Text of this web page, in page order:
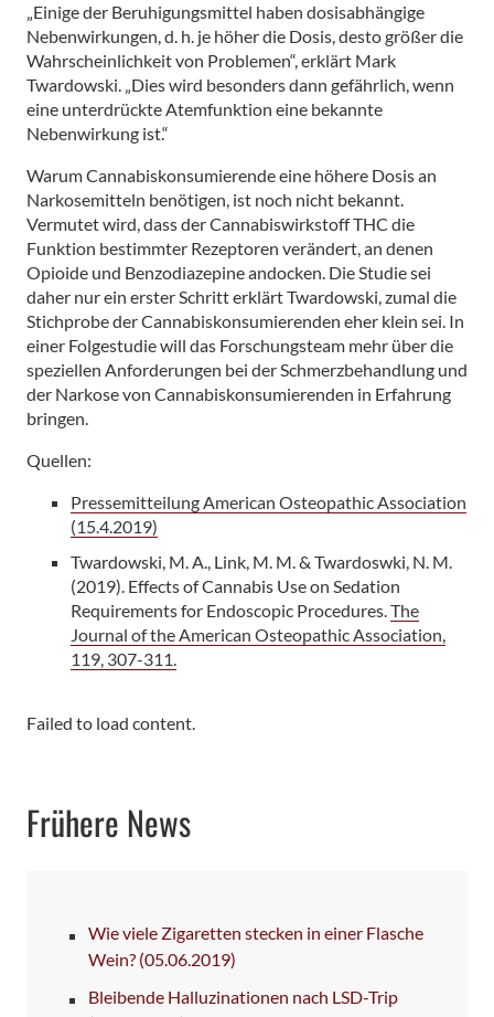
„Einige der Beruhigungsmittel haben dosisabhängige
Nebenwirkungen, d. h. je höher die Dosis, desto größer die
Wahrscheinlichkeit von Problemen“, erklärt Mark
Twardowski. „Dies wird besonders dann gefährlich, wenn
eine unterdrückte Atemfunktion eine bekannte
Nebenwirkung ist.“
Warum Cannabiskonsumierende eine höhere Dosis an
Narkosemitteln benötigen, ist noch nicht bekannt.
Vermutet wird, dass der Cannabiswirkstoff THC die
Funktion bestimmter Rezeptoren verändert, an denen
Opioide und Benzodiazepine andocken. Die Studie sei
daher nur ein erster Schritt erklärt Twardowski, zumal die
Stichprobe der Cannabiskonsumierenden eher klein sei. In
einer Folgestudie will das Forschungsteam mehr über die
speziellen Anforderungen bei der Schmerzbehandlung und
der Narkose von Cannabiskonsumierenden in Erfahrung
bringen.
Quellen:
Pressemitteilung American Osteopathic Association
(15.4.2019)
Twardowski, M. A., Link, M. M. & Twardoswki, N. M.
(2019). Effects of Cannabis Use on Sedation
Requirements for Endoscopic Procedures.The
Journal of the American Osteopathic Association,
119, 307-311.
Failed to load content.
Frühere News
Wie viele Zigaretten stecken in einer Flasche
Wein? (05.06.2019)
Bleibende Halluzinationen nach LSD-Trip